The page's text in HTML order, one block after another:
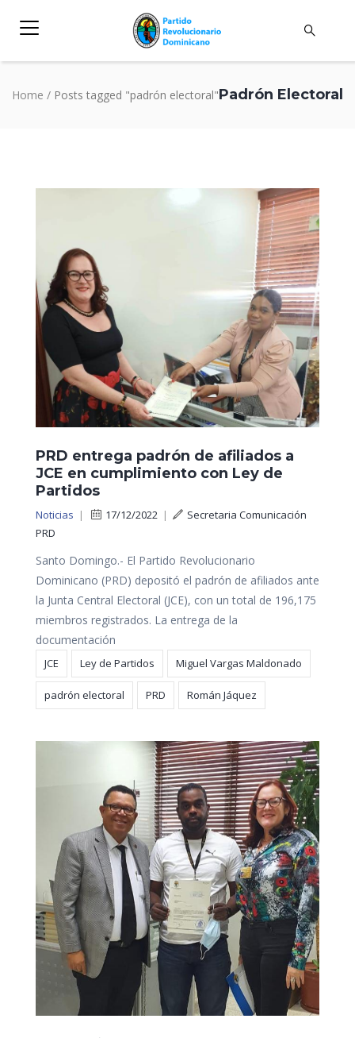
Padrón Electoral
Home / Posts tagged "padrón electoral"
PRD entrega padrón de afiliados a
JCE en cumplimiento con Ley de
Partidos
Noticias | 17/12/2022 |
Secretaria Comunicación
PRD
Santo Domingo.- El Partido Revolucionario
Dominicano (PRD) depositó el padrón de afiliados ante
la Junta Central Electoral (JCE), con un total de 196,175
miembros registrados. La entrega de la
documentación
JCE Ley de Partidos Miguel Vargas Maldonado
padrón electoral PRD Román Jáquez